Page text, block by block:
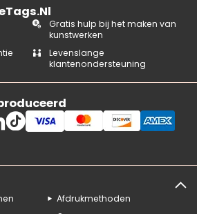
Gratis hulp bij het maken van
kunstwerken
Levenslange
klantenondersteuning
Afdrukmethoden